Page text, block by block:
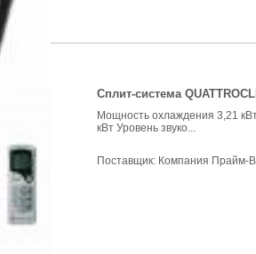
Сплит-система
Мощность охлаждения 3,21
кВт Уровень звуко...
Поставщик: Компания Прайм-